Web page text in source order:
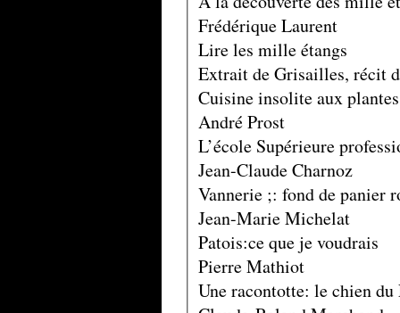
Frédérique Laurent
Lire les mille étangs
Extrait de Grisailles, récit
Cuisine insolite aux
André Prost
L’école Supérieure
Jean-Claude Charnoz
Vannerie ;: fond de panier
Jean-Marie Michelat
Patois:ce que je voudrais
Pierre Mathiot
Une racontotte: le chien du